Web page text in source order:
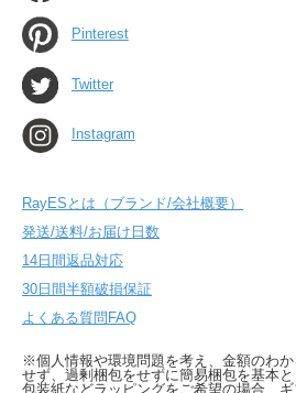
Pinterest
Twitter
Instagram
RayESとは（ブランド/会社概要）
発送/送料/お届け日数
14日間返品対応
30日間半額破損保証
よくある質問FAQ
※個人情報や環境問題を考え、金額のわ
せず、過剰梱包をせずに簡易梱包を基本と
包装紙などラッピングをご希望の場合、